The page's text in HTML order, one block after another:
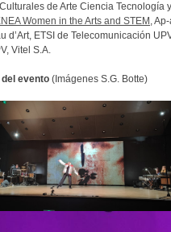
de Arte Ciencia Tecnología
Women in the Arts and STEM ,
d’Art, ETSI de Telecomunicación
Vitel S.A.
evento(Imágenes S.G. Botte)